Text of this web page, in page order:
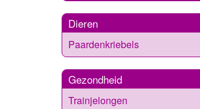
Dieren
Paardenkriebels
Gezondheid
Trainjelongen